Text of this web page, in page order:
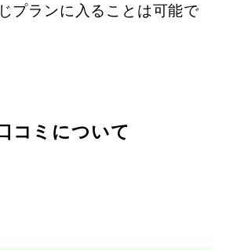
プランに入ることは可能で
コミについて